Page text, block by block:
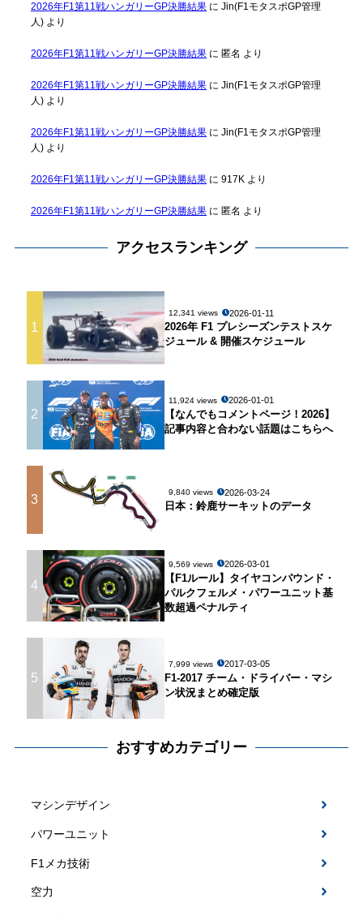
2026年F1第11戦ハンガリーGP決勝結果に Jin(F1モタスポGP管理
人)より
2026年F1第11戦ハンガリーGP決勝結果に 匿名 より
2026年F1第11戦ハンガリーGP決勝結果に Jin(F1モタスポGP管理
人)より
2026年F1第11戦ハンガリーGP決勝結果に Jin(F1モタスポGP管理
人)より
2026年F1第11戦ハンガリーGP決勝結果に 917Kより
2026年F1第11戦ハンガリーGP決勝結果に 匿名 より
アクセスランキング
1
12,341 views 2026-01-11
2026年 F1 プレシーズンテストスケ
ジュール & 開催スケジュール
2
11,924 views 2026-01-01
【なんでもコメントページ！2026】
記事内容と合わない話題はこちらへ
3 9,840 views 2026-03-24
日本：鈴鹿サーキットのデータ
4
9,569 views 2026-03-01
【F1ルール】タイヤコンパウンド・
パルクフェルメ・パワーユニット基
数超過ペナルティ
5
7,999 views 2017-03-05
F1-2017 チーム・ドライバー・マシ
ン状況まとめ確定版
おすすめカテゴリー
マシンデザイン
パワーユニット
F1メカ技術
空力